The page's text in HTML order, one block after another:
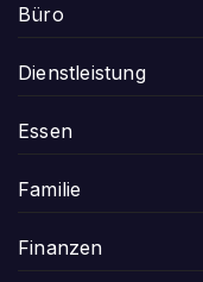
Büro
Dienstleistung
Essen
Familie
Finanzen